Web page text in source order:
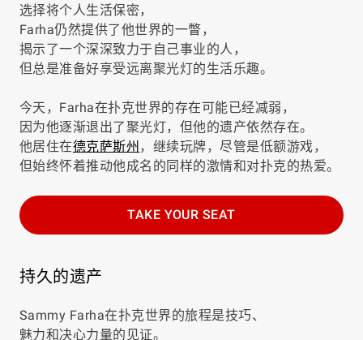
选择将个人生活保密，
Farha仍然提供了他世界的一瞥，
揭示了一个深深致力于自己事业的人，
但总是准备好享受远离聚光灯的生活乐趣。
今天，Farha在扑克世界的存在可能已经减弱，
因为他逐渐退出了聚光灯，但他的遗产依然存在。
他居住在德克萨斯州 ，继续玩牌，尽管是低额游戏，
但始终怀着推动他成名的同样的激情和对扑克的热爱。
TAKE YOUR SEAT
持久的遗产
Sammy Farha在扑克世界的旅程是技巧、
魅力和决心力量的见证。